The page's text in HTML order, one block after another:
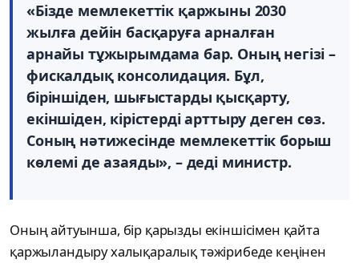
«Бізде мемлекеттік қаржыны 2030
жылға дейін басқаруға арналған
арнайы тұжырымдама бар. Оның негізі –
фискалдық консолидация. Бұл,
біріншіден, шығыстарды қысқарту,
екіншіден, кірістерді арттыру деген сөз.
Соның нәтижесінде мемлекеттік борыш
көлемі де азаяды», – деді министр.
Оның айтуынша, бір қарызды екіншісімен қайта
қаржыландыру халықаралық тәжірибеде кеңінен